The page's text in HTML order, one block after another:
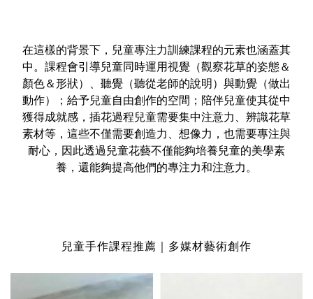
在這樣的背景下，兒童專注力訓練課程的元素也涵蓋其
中。課程會引導兒童同時運用視覺（觀察花草的姿態＆
顏色＆形狀）、聽覺（聽從老師的說明）與動覺（做出
動作）；給予兒童自由創作的空間；陪伴兒童使其從中
獲得成就感，插花過程兒童需要集中注意力、辨識花草
素材等，這些不僅需要創造力、想像力，也需要專注與
耐心，因此透過兒童花藝不僅能夠培養兒童的美學素
養，還能夠提高他們的專注力和注意力。
兒童手作課程推薦｜多媒材藝術創作